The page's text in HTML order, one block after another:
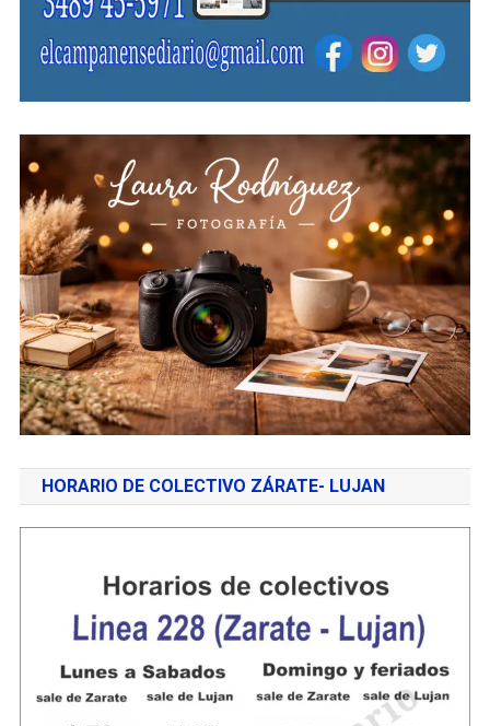
HORARIO DE COLECTIVO ZÁRATE- LUJAN